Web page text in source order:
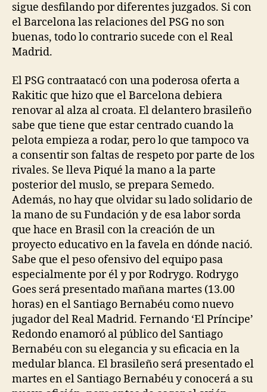
sigue desfilando por diferentes juzgados. Si con
el Barcelona las relaciones del PSG no son
buenas, todo lo contrario sucede con el Real
Madrid.
El PSG contraatacó con una poderosa oferta a
Rakitic que hizo que el Barcelona debiera
renovar al alza al croata. El delantero brasileño
sabe que tiene que estar centrado cuando la
pelota empieza a rodar, pero lo que tampoco va
a consentir son faltas de respeto por parte de los
rivales. Se lleva Piqué la mano a la parte
posterior del muslo, se prepara Semedo.
Además, no hay que olvidar su lado solidario de
la mano de su Fundación y de esa labor sorda
que hace en Brasil con la creación de un
proyecto educativo en la favela en dónde nació.
Sabe que el peso ofensivo del equipo pasa
especialmente por él y por Rodrygo. Rodrygo
Goes será presentado mañana martes (13.00
horas) en el Santiago Bernabéu como nuevo
jugador del Real Madrid. Fernando ‘El Príncipe’
Redondo enamoró al público del Santiago
Bernabéu con su elegancia y su eficacia en la
medular blanca. El brasileño será presentado el
martes en el Santiago Bernabéu y conocerá a su